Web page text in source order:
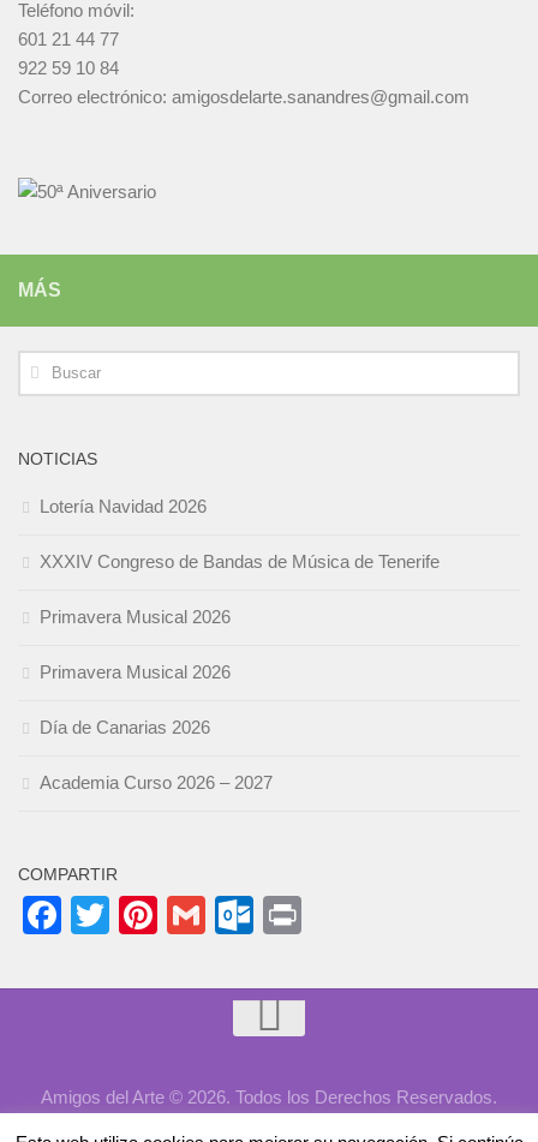
Teléfono móvil:
601 21 44 77
922 59 10 84
Correo electrónico: amigosdelarte.sanandres@gmail.com
MÁS
NOTICIAS
Lotería Navidad 2026
XXXIV Congreso de Bandas de Música de Tenerife
Primavera Musical 2026
Primavera Musical 2026
Día de Canarias 2026
Academia Curso 2026 – 2027
COMPARTIR
Facebook
TwitterPinterest
GmailOutlook.com
Amigos del Arte © 2026. Todos los Derechos Reservados.